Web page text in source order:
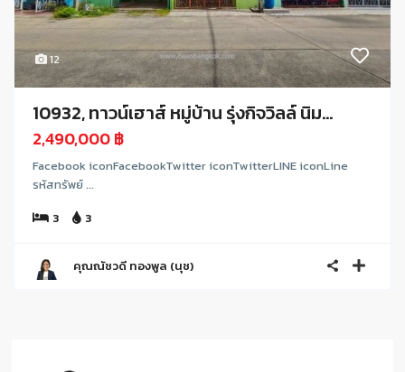
12
10932, ทาวน์เฮาส์ หมู่บ้าน รุ่งกิจวิลล์ นิม...
2,490,000 ฿
Facebook iconFacebookTwitter iconTwitterLINE iconLine
รหัสทรัพย์ ...
3
3
คุณณัชวดี ทองพูล (นุช)